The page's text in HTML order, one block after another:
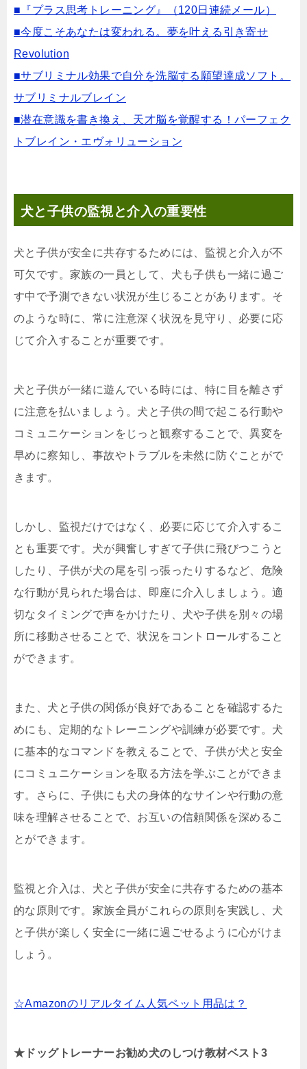
■『プラス思考トレーニング』（120日連続メール）
■今度こそあなたは変われる。夢を叶える引き寄せ
Revolution
■サブリミナル効果で自分を洗脳する願望達成ソフト。
サブリミナルブレイン
■潜在意識を書き換え、天才脳を覚醒する！パーフェク
トブレイン・エヴォリューション
犬と子供の監視と介入の重要性
犬と子供が安全に共存するためには、監視と介入が不
可欠です。家族の一員として、犬も子供も一緒に過ご
す中で予測できない状況が生じることがあります。そ
のような時に、常に注意深く状況を見守り、必要に応
じて介入することが重要です。
犬と子供が一緒に遊んでいる時には、特に目を離さず
に注意を払いましょう。犬と子供の間で起こる行動や
コミュニケーションをじっと観察することで、異変を
早めに察知し、事故やトラブルを未然に防ぐことがで
きます。
しかし、監視だけではなく、必要に応じて介入するこ
とも重要です。犬が興奮しすぎて子供に飛びつこうと
したり、子供が犬の尾を引っ張ったりするなど、危険
な行動が見られた場合は、即座に介入しましょう。適
切なタイミングで声をかけたり、犬や子供を別々の場
所に移動させることで、状況をコントロールすること
ができます。
また、犬と子供の関係が良好であることを確認するた
めにも、定期的なトレーニングや訓練が必要です。犬
に基本的なコマンドを教えることで、子供が犬と安全
にコミュニケーションを取る方法を学ぶことができま
す。さらに、子供にも犬の身体的なサインや行動の意
味を理解させることで、お互いの信頼関係を深めるこ
とができます。
監視と介入は、犬と子供が安全に共存するための基本
的な原則です。家族全員がこれらの原則を実践し、犬
と子供が楽しく安全に一緒に過ごせるように心がけま
しょう。
☆Amazonのリアルタイム人気ペット用品は？
★ドッグトレーナーお勧め犬のしつけ教材ベスト3